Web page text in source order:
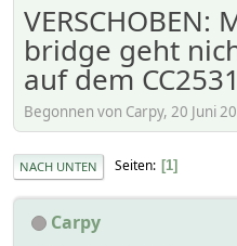
VERSCHOBEN:
bridge geht
auf dem
Begonnen von Carpy, 20 Juni
NACH UNTEN Seiten 1
Carpy